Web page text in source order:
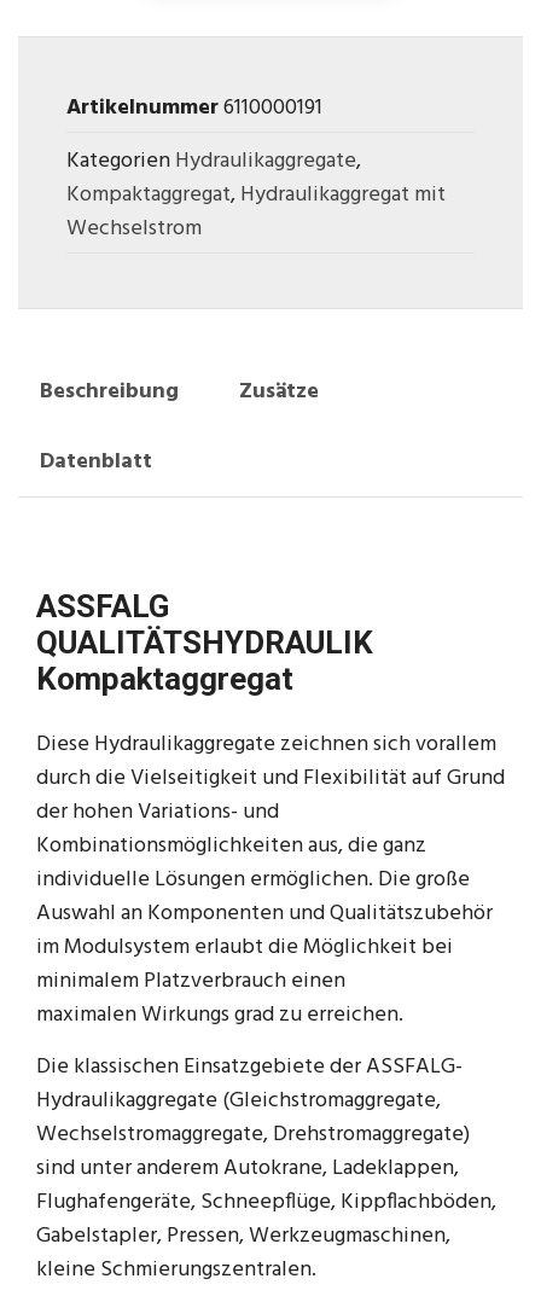
Artikelnummer6110000191
KategorienHydraulikaggregate,
Kompaktaggregat,Hydraulikaggregat mit
Wechselstrom
Beschreibung
Zusätze
Datenblatt
ASSFALG
QUALITÄTSHYDRAULIK
Kompaktaggregat
Diese Hydraulikaggregate zeichnen sich vorallem
durch die Vielseitigkeit und Flexibilität auf Grund
der hohen Variations- und
Kombinationsmöglichkeiten aus, die ganz
individuelle Lösungen ermöglichen. Die große
Auswahl an Komponenten und Qualitätszubehör
im Modulsystem erlaubt die Möglichkeit bei
minimalem Platzverbrauch einen
maximalen Wirkungs grad zu erreichen.
Die klassischen Einsatzgebiete der ASSFALG-
Hydraulikaggregate (Gleichstromaggregate,
Wechselstromaggregate, Drehstromaggregate)
sind unter anderem Autokrane, Ladeklappen,
Flughafengeräte, Schneepflüge, Kippflachböden,
Gabelstapler, Pressen, Werkzeugmaschinen,
kleine Schmierungszentralen.